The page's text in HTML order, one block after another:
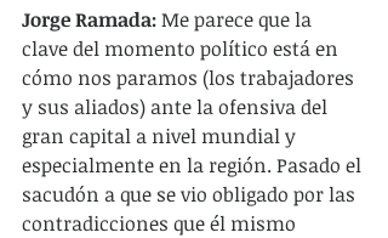
Jorge Ramada: Me parece que la
clave del momento político está en
cómo nos paramos (los trabajadores
y sus aliados) ante la ofensiva del
gran capital a nivel mundial y
especialmente en la región. Pasado el
sacudón a que se vio obligado por las
contradicciones que él mismo